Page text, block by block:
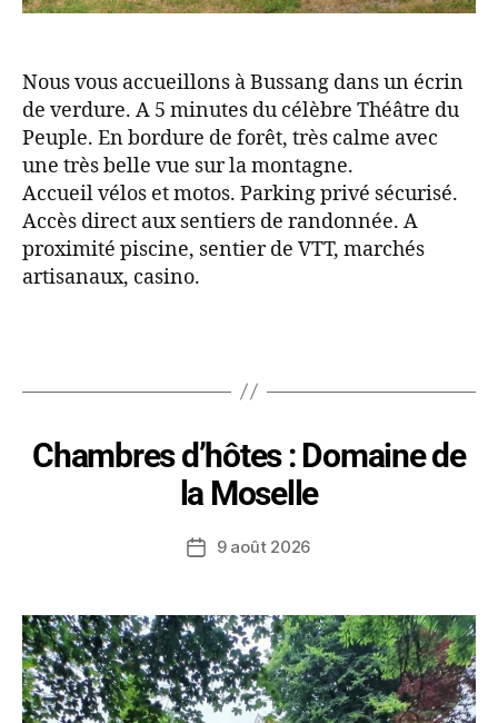
Nous vous accueillons à Bussang dans un écrin
de verdure. A 5 minutes du célèbre Théâtre du
Peuple. En bordure de forêt, très calme avec
une très belle vue sur la montagne.
Accueil vélos et motos. Parking privé sécurisé.
Accès direct aux sentiers de randonnée. A
proximité piscine, sentier de VTT, marchés
artisanaux, casino.
Chambres d’hôtes : Domaine de
la Moselle
9 août 2026